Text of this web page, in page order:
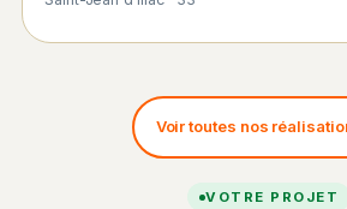
Voir toutes nos
VOTRE PROJET